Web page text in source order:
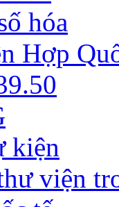
hóa
Hợp
kiện
viện